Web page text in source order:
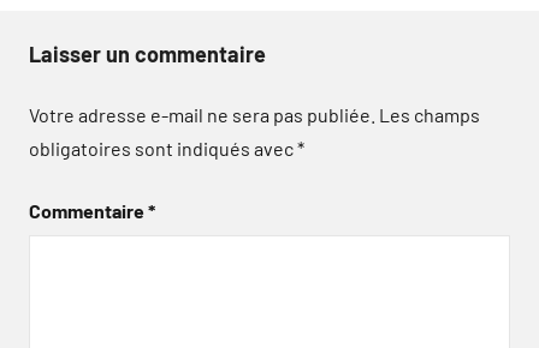
Laisser un commentaire
Votre adresse e-mail ne sera pas publiée. Les champs
obligatoires sont indiqués avec*
Commentaire*